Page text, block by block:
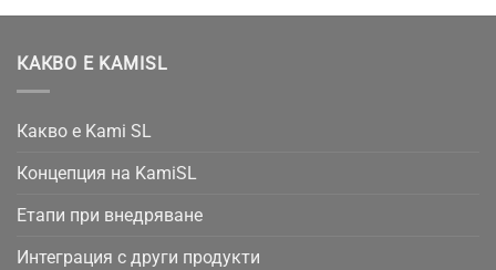
КАКВО Е KAMISL
Какво е Kami SL
Концепция на KamiSL
Етапи при внедряване
Интеграция с други продукти